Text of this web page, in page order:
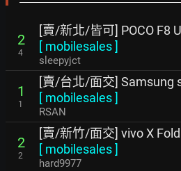
2
4
[賣/新北/皆可] POCO F8
[ mobilesales]
sleepyjct
1
1
[賣/台北/面交] Samsung
[ mobilesales]
RSAN
2
2
[賣/新竹/面交] vivo X
[ mobilesales]
hard9977